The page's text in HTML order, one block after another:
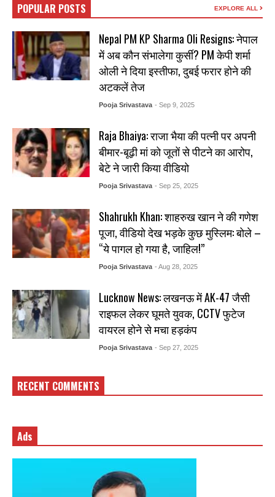
POPULAR POSTS EXPLORE ALL
Nepal PM KP Sharma Oli Resigns: नेपाल
में अब कौन संभालेगा कुर्सी? PM केपी शर्मा
ओली ने दिया इस्तीफा, दुबई फरार होने की
अटकलें तेज
Pooja Srivastava - Sep 9, 2025
Raja Bhaiya: राजा भैया की पत्नी पर अपनी
बीमार-बूढ़ी मां को जूतों से पीटने का आरोप,
बेटे ने जारी किया वीडियो
Pooja Srivastava - Sep 25, 2025
Shahrukh Khan: शाहरुख खान ने की गणेश
पूजा, वीडियो देख भड़के कुछ मुस्लिम: बोले –
“ये पागल हो गया है, जाहिल!”
Pooja Srivastava - Aug 28, 2025
Lucknow News: लखनऊ में AK-47 जैसी
राइफल लेकर घूमते युवक, CCTV फुटेज
वायरल होने से मचा हड़कंप
Pooja Srivastava - Sep 27, 2025
RECENT COMMENTS
Ads